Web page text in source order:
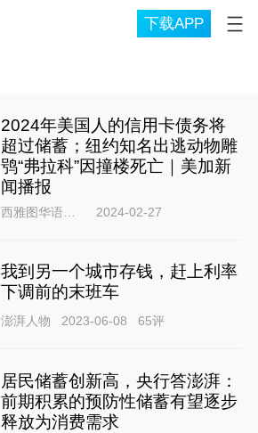
下载APP
2024年美国人的信用卡债务将
超过储蓄；纽约知名出逃动物雕
鸮“弗拉科”因撞楼死亡｜美加新
闻播报
西雅图华语之声 2024-02-27
我到另一个城市存钱，赶上利率
下调前的末班车
澎湃人物 2023-06-08 65评
居民储蓄创新高，央行答澎湃：
前期积累的预防性储蓄有望逐步
释放为消费需求